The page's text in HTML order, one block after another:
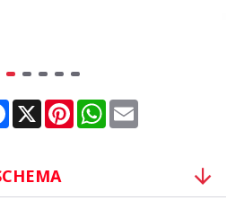
Facebook
X PinterestWhatsApp
Email